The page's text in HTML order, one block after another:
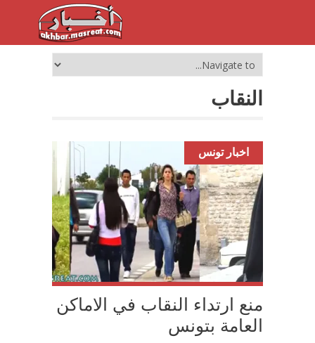
النقاب
اخبار تونس
منع ارتداء النقاب في الاماكن
العامة بتونس